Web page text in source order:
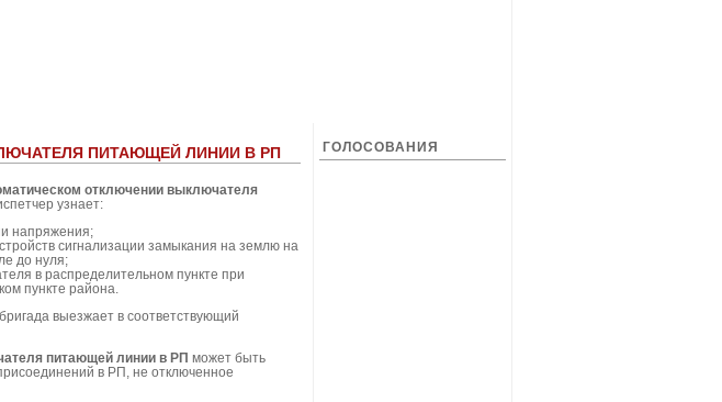
ПИТАЮЩЕЙ ЛИНИИ В РП
отключении выключателя
узнает:
напряжения;
сигнализации замыкания на землю на
до нуля;
в распределительном пункте при
пункте района.
выезжает в соответствующий
питающей линии в РП может быть
в РП, не отключенное
ГОЛОСОВАНИЯ